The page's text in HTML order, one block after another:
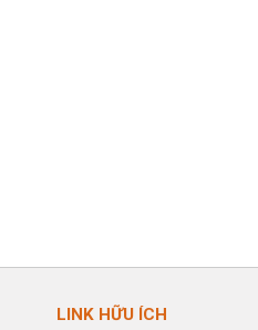
LINK HỮU ÍCH